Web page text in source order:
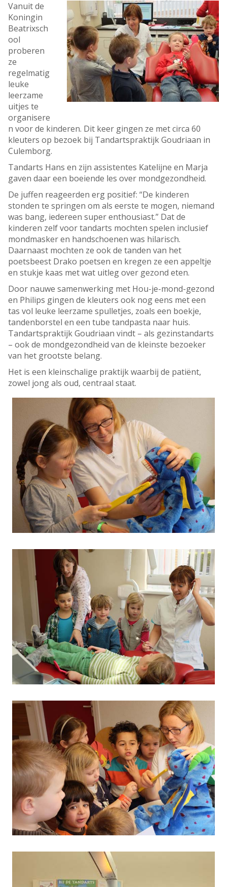
Vanuit de
Koningin
Beatrixsch
ool
proberen
ze
regelmatig
leuke
leerzame
uitjes te
organisere
n voor de kinderen. Dit keer gingen ze met circa 60
kleuters op bezoek bij Tandartspraktijk Goudriaan in
Culemborg.
Tandarts Hans en zijn assistentes Katelijne en Marja
gaven daar een boeiende les over mondgezondheid.
De juffen reageerden erg positief: “De kinderen
stonden te springen om als eerste te mogen, niemand
was bang, iedereen super enthousiast.” Dat de
kinderen zelf voor tandarts mochten spelen inclusief
mondmasker en handschoenen was hilarisch.
Daarnaast mochten ze ook de tanden van het
poetsbeest Drako poetsen en kregen ze een appeltje
en stukje kaas met wat uitleg over gezond eten.
Door nauwe samenwerking met Hou-je-mond-gezond
en Philips gingen de kleuters ook nog eens met een
tas vol leuke leerzame spulletjes, zoals een boekje,
tandenborstel en een tube tandpasta naar huis.
Tandartspraktijk Goudriaan vindt – als gezinstandarts
– ook de mondgezondheid van de kleinste bezoeker
van het grootste belang.
Het is een kleinschalige praktijk waarbij de patiënt,
zowel jong als oud, centraal staat.